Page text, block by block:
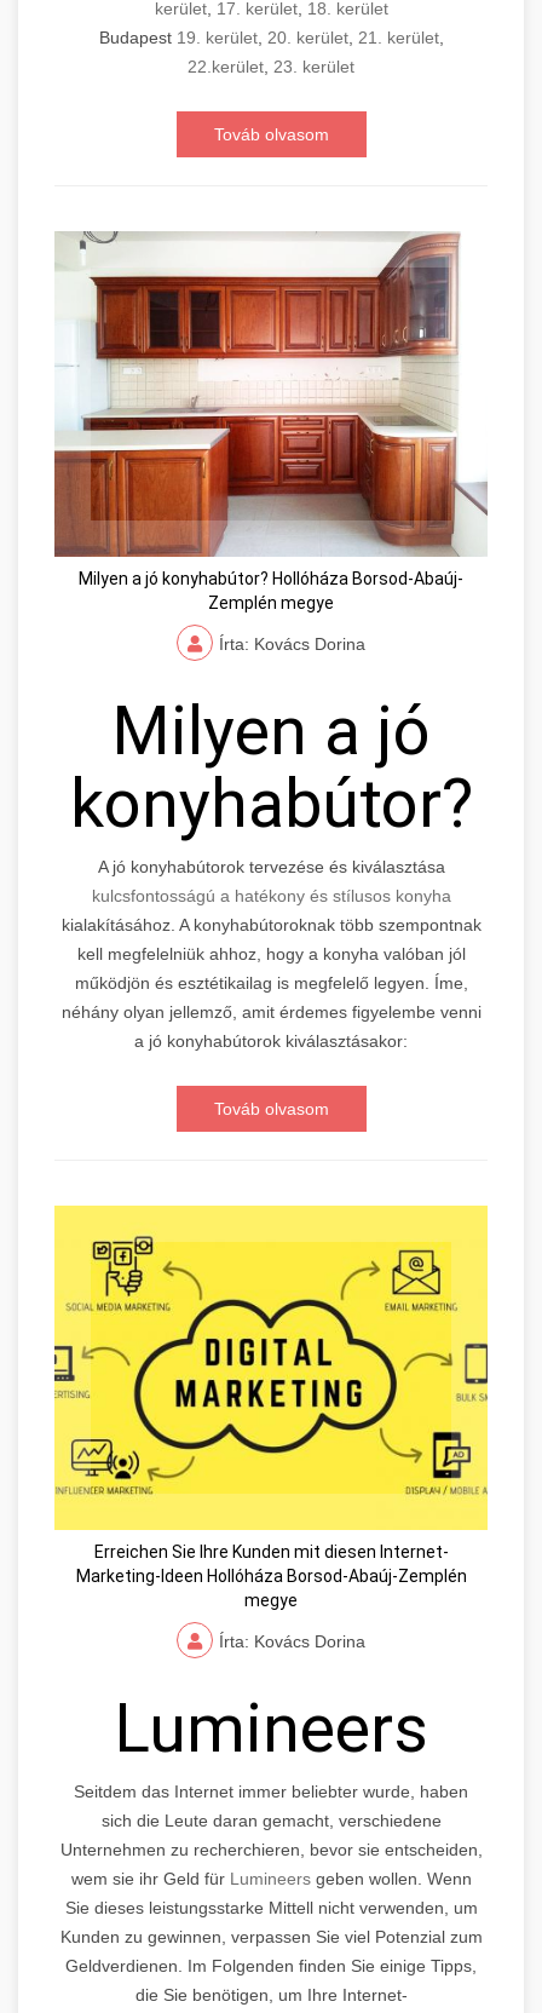
kerület, 17. kerület, 18. kerület
Budapest 19. kerület, 20. kerület, 21. kerület,
22.kerület, 23. kerület
Továb olvasom
Milyen a jó konyhabútor? Hollóháza Borsod-Abaúj-
Zemplén megye
Írta: Kovács Dorina
Milyen a jó
konyhabútor?
A jó konyhabútorok tervezése és kiválasztása
kulcsfontosságú a hatékony és stílusos konyha
kialakításához. A konyhabútoroknak több szempontnak
kell megfelelniük ahhoz, hogy a konyha valóban jól
működjön és esztétikailag is megfelelő legyen. Íme,
néhány olyan jellemző, amit érdemes figyelembe venni
a jó konyhabútorok kiválasztásakor:
Továb olvasom
Erreichen Sie Ihre Kunden mit diesen Internet-
Marketing-Ideen Hollóháza Borsod-Abaúj-Zemplén
megye
Írta: Kovács Dorina
Lumineers
Seitdem das Internet immer beliebter wurde, haben
sich die Leute daran gemacht, verschiedene
Unternehmen zu recherchieren, bevor sie entscheiden,
wem sie ihr Geld für Lumineersgeben wollen. Wenn
Sie dieses leistungsstarke Mittell nicht verwenden, um
Kunden zu gewinnen, verpassen Sie viel Potenzial zum
Geldverdienen. Im Folgenden finden Sie einige Tipps,
die Sie benötigen, um Ihre Internet-